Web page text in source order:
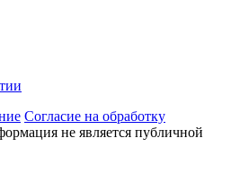
Cогласие на обработку
не является публичной